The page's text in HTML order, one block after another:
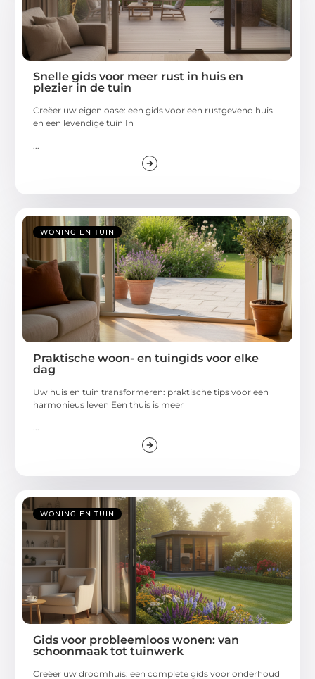
Snelle gids voor meer rust in huis en
plezier in de tuin
Creëer uw eigen oase: een gids voor een rustgevend huis
en een levendige tuin In
...
WONING EN TUIN
Praktische woon- en tuingids voor elke
dag
Uw huis en tuin transformeren: praktische tips voor een
harmonieus leven Een thuis is meer
...
WONING EN TUIN
Gids voor probleemloos wonen: van
schoonmaak tot tuinwerk
Creëer uw droomhuis: een complete gids voor onderhoud